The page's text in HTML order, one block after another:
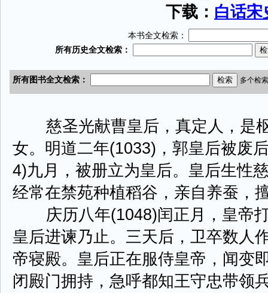
下载： 白话
本书全文检索：
慈圣光献曹皇后，真定人，是
女。明道二年(1033)，郭皇后被废
4)九月，被册立为皇后。皇后生性
经常在禁苑种植稻谷，亲自养蚕，
庆历八年(1048)闰正月，皇帝打
皇后进谏乃止。三天后，卫卒数人
帝寝殿。皇后正在服侍皇帝，闻变
闭殿门拥持，急呼都知王守忠带领